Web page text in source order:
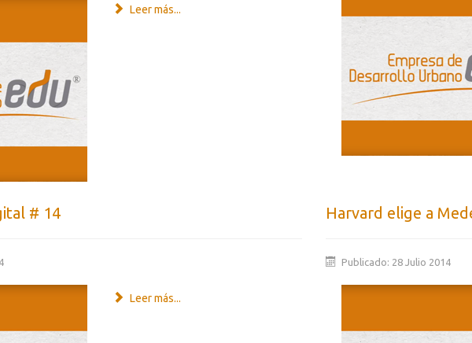
Leer más...
# 14
Leer más...
Harvard elige a
Publicado: 28 Julio 2014